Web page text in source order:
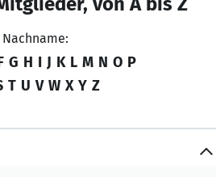
Nachname:
G H I J K L M N O P
T U V W X Y Z